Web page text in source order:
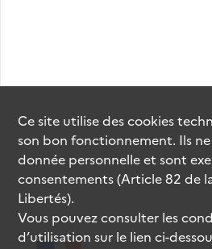
Ce site utilise descookies
son bon fonctionnement. Ils
donnée personnelle et sont
consentements (Article 82 de
Libertés).
Vous pouvez consulter les
d’utilisation sur le lien ci-